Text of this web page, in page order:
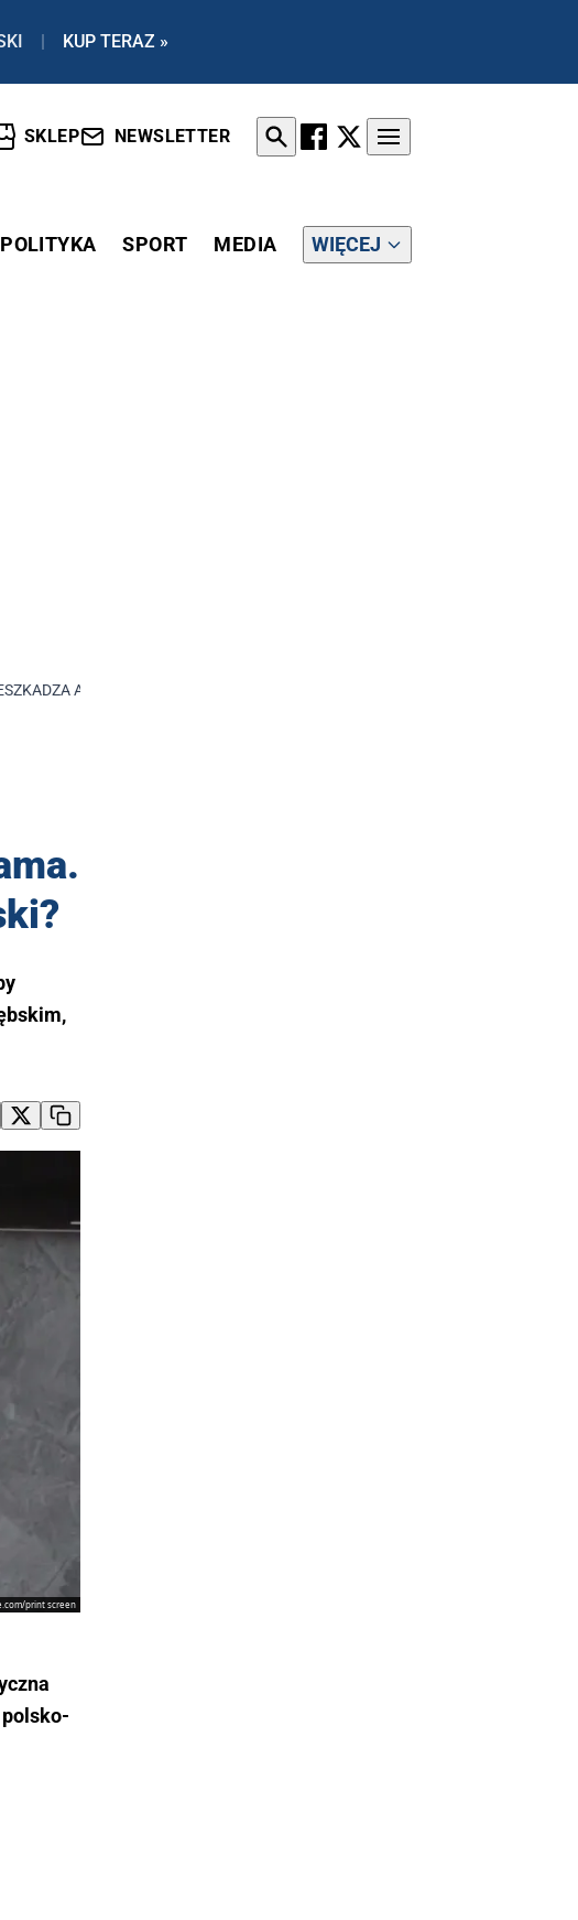
| KUP TERAZ »
SKLEP NEWSLETTER
POLITYKA SPORT MEDIA WIĘCEJ
AMBASADOR PRZYŁĘBSKI?
print screen
polsko-